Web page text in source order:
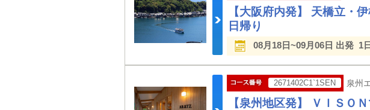
【大阪府内発】 天橋立
日帰り
08月18日~09月06日 出発 1
2671402C1`1SEN 泉州
【泉州地区発】 ＶＩＳＯ